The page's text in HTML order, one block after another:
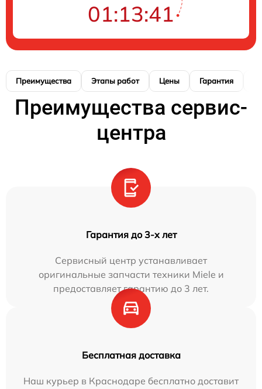
01:13:40
Преимущества Этапы работ Цены Гарантия
Преимущества сервис-
центра
Гарантия до 3-х лет
Сервисный центр устанавливает
оригинальные запчасти техники Miele и
предоставляет гарантию до 3 лет.
Бесплатная доставка
Наш курьер в Краснодаре бесплатно доставит